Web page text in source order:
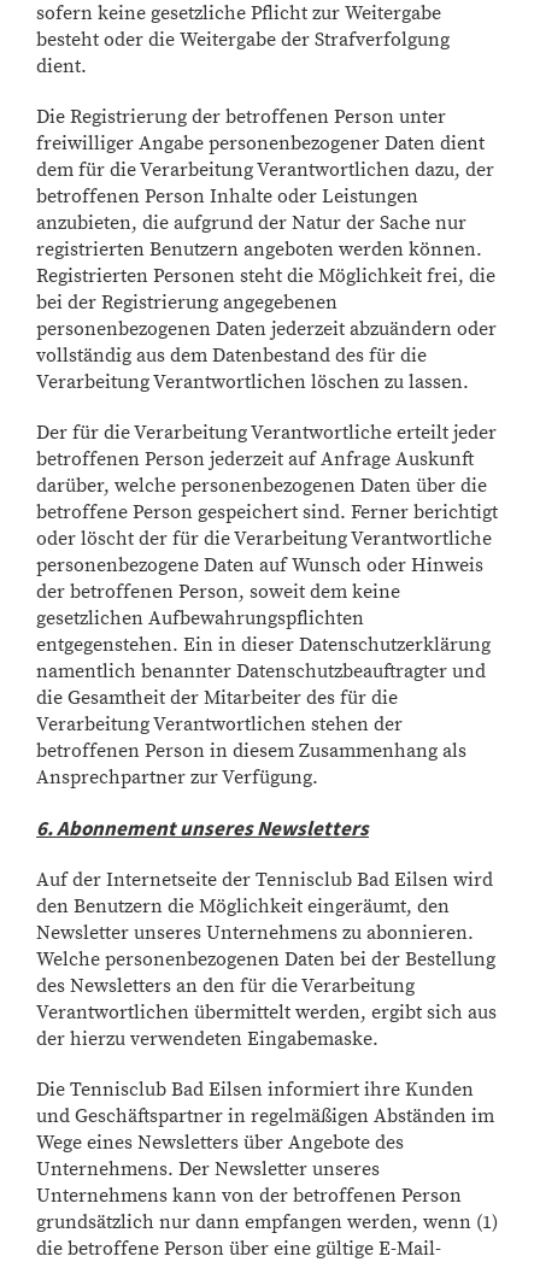
sofern keine gesetzliche Pflicht zur Weitergabe
besteht oder die Weitergabe der Strafverfolgung
dient.
Die Registrierung der betroffenen Person unter
freiwilliger Angabe personenbezogener Daten dient
dem für die Verarbeitung Verantwortlichen dazu, der
betroffenen Person Inhalte oder Leistungen
anzubieten, die aufgrund der Natur der Sache nur
registrierten Benutzern angeboten werden können.
Registrierten Personen steht die Möglichkeit frei, die
bei der Registrierung angegebenen
personenbezogenen Daten jederzeit abzuändern oder
vollständig aus dem Datenbestand des für die
Verarbeitung Verantwortlichen löschen zu lassen.
Der für die Verarbeitung Verantwortliche erteilt jeder
betroffenen Person jederzeit auf Anfrage Auskunft
darüber, welche personenbezogenen Daten über die
betroffene Person gespeichert sind. Ferner berichtigt
oder löscht der für die Verarbeitung Verantwortliche
personenbezogene Daten auf Wunsch oder Hinweis
der betroffenen Person, soweit dem keine
gesetzlichen Aufbewahrungspflichten
entgegenstehen. Ein in dieser Datenschutzerklärung
namentlich benannter Datenschutzbeauftragter und
die Gesamtheit der Mitarbeiter des für die
Verarbeitung Verantwortlichen stehen der
betroffenen Person in diesem Zusammenhang als
Ansprechpartner zur Verfügung.
6. Abonnement unseres Newsletters
Auf der Internetseite der Tennisclub Bad Eilsen wird
den Benutzern die Möglichkeit eingeräumt, den
Newsletter unseres Unternehmens zu abonnieren.
Welche personenbezogenen Daten bei der Bestellung
des Newsletters an den für die Verarbeitung
Verantwortlichen übermittelt werden, ergibt sich aus
der hierzu verwendeten Eingabemaske.
Die Tennisclub Bad Eilsen informiert ihre Kunden
und Geschäftspartner in regelmäßigen Abständen im
Wege eines Newsletters über Angebote des
Unternehmens. Der Newsletter unseres
Unternehmens kann von der betroffenen Person
grundsätzlich nur dann empfangen werden, wenn (1)
die betroffene Person über eine gültige E-Mail-